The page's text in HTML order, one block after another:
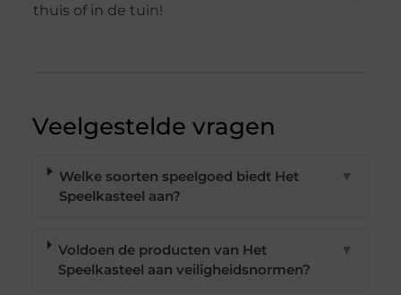
thuis of in de tuin!
Veelgestelde vragen
Welke soorten speelgoed biedt Het
Speelkasteel aan?
▼
Voldoen de producten van Het
Speelkasteel aan veiligheidsnormen?
▼